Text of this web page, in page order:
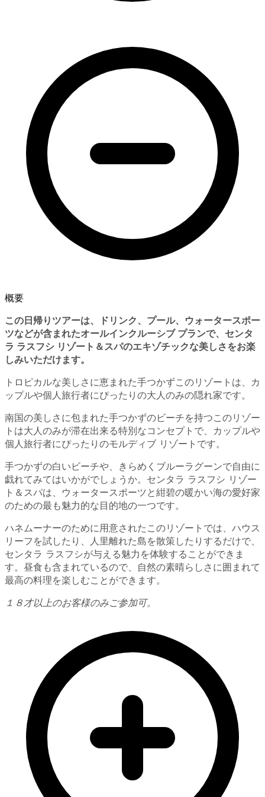
概要
この日帰りツアーは、ドリンク、プール、ウォータースポー
ツなどが含まれたオールインクルーシブ プランで、センタ
ラ ラスフシ リゾート＆スパのエキゾチックな美しさをお楽
しみいただけます。
トロピカルな美しさに恵まれた手つかずこのリゾートは、カ
ップルや個人旅行者にぴったりの大人のみの隠れ家です。
南国の美しさに包まれた手つかずのビーチを持つこのリゾー
トは大人のみが滞在出来る特別なコンセプトで、カップルや
個人旅行者にぴったりのモルディブ リゾートです。
手つかずの白いビーチや、きらめくブルーラグーンで自由に
戯れてみてはいかがでしょうか。センタラ ラスフシ リゾー
ト＆スパは、ウォータースポーツと紺碧の暖かい海の愛好家
のための最も魅力的な目的地の一つです。
ハネムーナーのために用意されたこのリゾートでは、ハウス
リーフを試したり、人里離れた島を散策したりするだけで、
センタラ ラスフシが与える魅力を体験することができま
す。昼食も含まれているので、自然の素晴らしさに囲まれて
最高の料理を楽しむことができます。
１８才以上のお客様のみご参加可。